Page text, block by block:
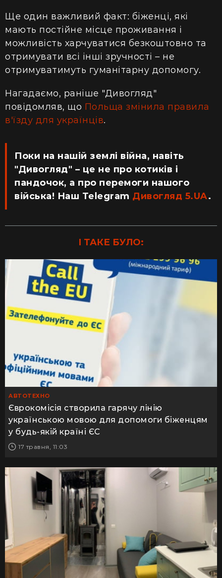
Ще один важливий факт: біженці, які
мають постійне місце проживання і
можливість харчуватися безкоштовно та
отримувати всі інші зручності – не
отримуватимуть гуманітарну допомогу.
Нагадаємо, раніше "Дивогляд"
повідомляв, що Польща змінила правила
в'їзду для українців.
Поки на нашій землі війна, навіть
"Дивогляд" – це не про котиків і
пандочок, а про перемоги нашого
війська! Наш Telegram Дивогляд 5.UA.
І ТАКЕ БУЛО:
АВТОТЕХНО
Єврокомісія створила гарячу лінію
українською мовою для допомоги біженцям
у будь-якій країні ЄС
17 травня, 11:03